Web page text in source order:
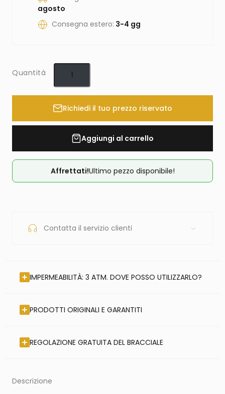
agosto
Consegna estero: 3-4 gg
Quantità
Richiedi il tuo prezzo riservato
Aggiungi al carrello
Affrettati!Ultimo pezzo disponibile!
Contatta il servizio clienti
IMPERMEABILITÀ: 3 ATM. DOVE POSSO UTILIZZARLO?
PRODOTTI ORIGINALI E GARANTITI
REGOLAZIONE GRATUITA DEL BRACCIALE
Descrizione